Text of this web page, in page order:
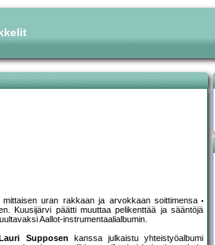
uran rakkaan ja arvokkaan soittimensa
Kuusijärvi päätti muuttaa pelikenttää ja sääntöjä
Aallot-instrumentaalialbumin.
Lauri Supposen kanssa julkaistu yhteistyöalbumi